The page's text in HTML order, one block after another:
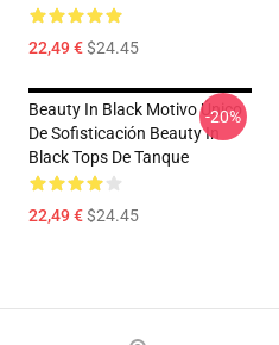
22,49 €$24.45
Beauty In Black Motivo Único
De Sofisticación Beauty In
Black Tops De Tanque
22,49 €$24.45
-20%